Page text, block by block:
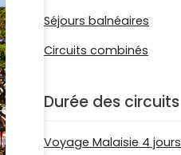
Séjours balnéaires
Circuits combinés
Durée des circuits
Voyage Malaisie 4 jours